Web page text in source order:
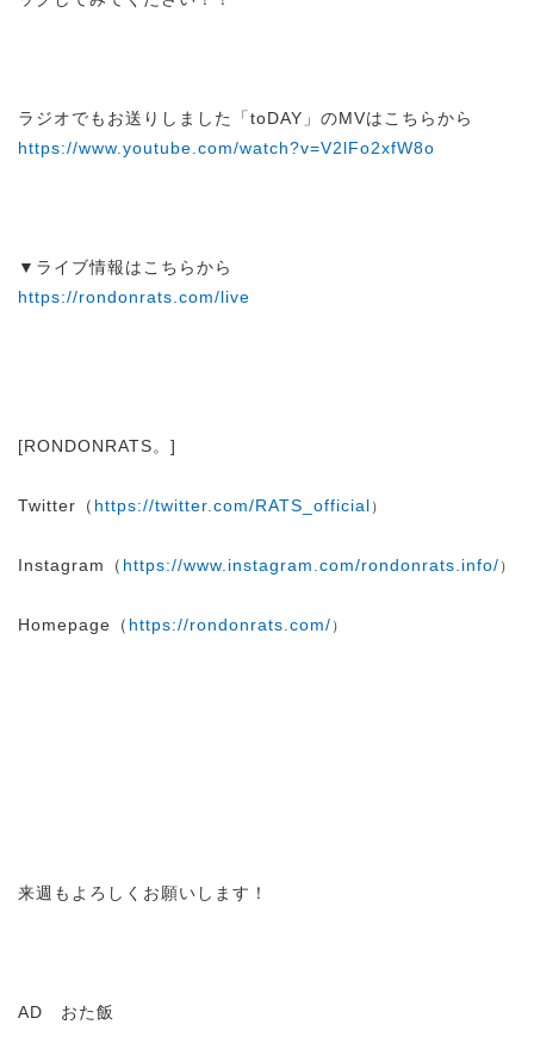
ラジオでもお送りしました「toDAY」のMVはこちらから
https://www.youtube.com/watch?v=V2lFo2xfW8o
▼ライブ情報はこちらから
https://rondonrats.com/live
[RONDONRATS。]
Twitter（ https://twitter.com/RATS_official ）
Instagram（ https://www.instagram.com/rondonrats.info/ ）
Homepage（ https://rondonrats.com/ ）
来週もよろしくお願いします！
AD おた飯